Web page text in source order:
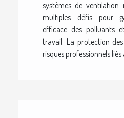
systèmes de ventilation
multiples défis pour
efficace des polluants
travail. La protection
risques professionnels liés